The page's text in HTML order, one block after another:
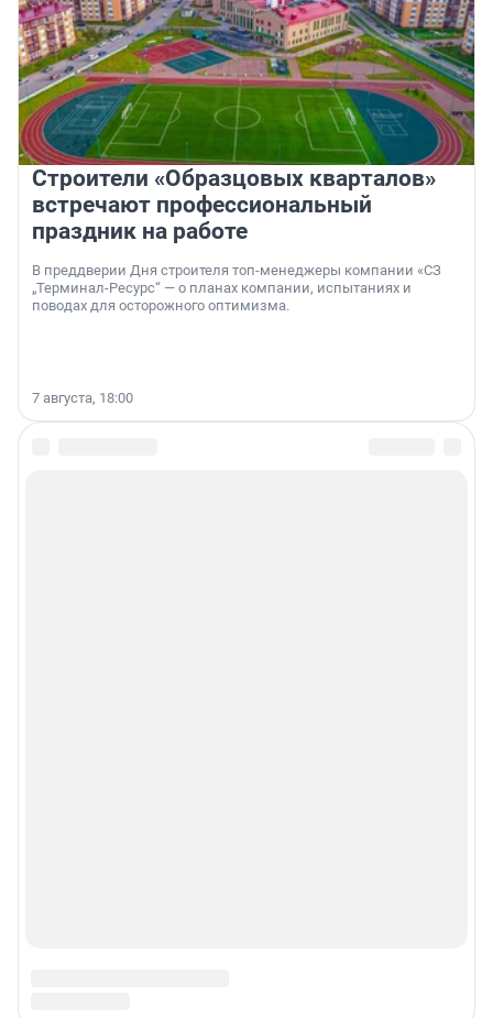
Строители «Образцовых кварталов»
встречают профессиональный
праздник на работе
В преддверии Дня строителя топ-менеджеры компании «СЗ
„Терминал-Ресурс“ — о планах компании, испытаниях и
поводах для осторожного оптимизма.
7 августа, 18:00